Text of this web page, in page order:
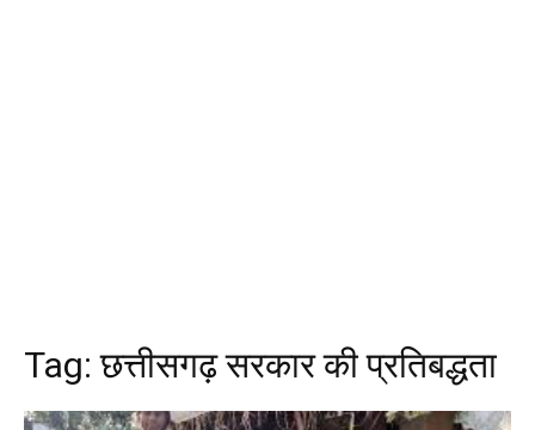
Tag:छत्तीसगढ़ सरकार की प्रतिबद्धता